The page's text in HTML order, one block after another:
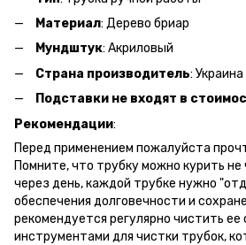
Материал: Дерево бриар
Мундштук: Акриловый
Страна производитель: Украина
Подставки не входят в
Рекомендации:
Перед применением пожалуйста
Помните, что трубку можно курить
через день, каждой трубке нужно
обеспечения долговечности и
рекомендуется регулярно чистить
инструментами для чистки трубок,